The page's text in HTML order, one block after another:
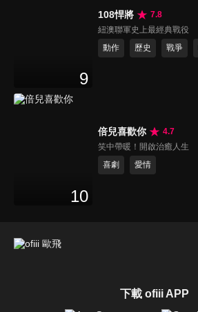
9
108悍將
7.8
紐澳聯軍史上最經典戰役
動作
歷史 戰爭
10
倍兒喜歡你
4.7
笑中帶暖！開啟治癒人生
喜劇
愛情
下載 ofiii APP